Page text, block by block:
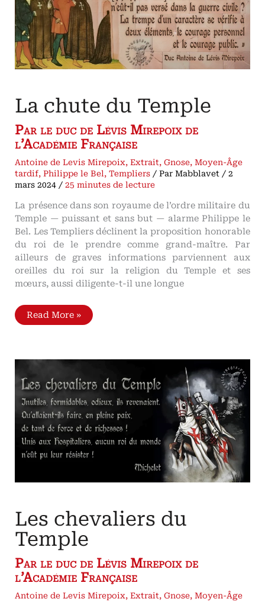
La chute du Temple
Par le duc de Lévis Mirepoix de
l’Académie Française
Antoine de Levis Mirepoix,Extrait,Gnose,Moyen-Âge
tardif,Philippe le Bel,Templiers / ParMabblavet /2
mars 2024 /25 minutes de lecture
La présence dans son royaume de l’ordre militaire du
Temple — puissant et sans but — alarme Philippe le
Bel. Les Templiers déclinent la proposition honorable
du roi de le prendre comme grand-maître. Par
ailleurs de graves informations parviennent aux
oreilles du roi sur la religion du Temple et ses
mœurs, aussi diligente-t-il une longue
La
chute
le
Lévis
Mirepoix
l’Académie
Française
Read More »
Les chevaliers du
Temple
Par le duc de Lévis Mirepoix de
l’Académie Française
Antoine de Levis Mirepoix,Extrait,Gnose,Moyen-Âge